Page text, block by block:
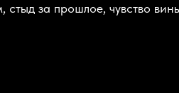
стыд за прошлое, чувство